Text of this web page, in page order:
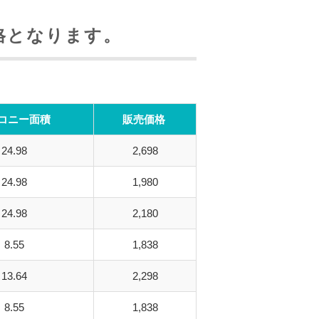
なります。
ニー面積 販売価格
24.98 2,698
24.98 1,980
24.98 2,180
8.55 1,838
13.64 2,298
8.55 1,838